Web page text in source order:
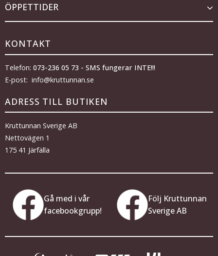
ÖPPETTIDER
KONTAKT
Telefon: 073-236 05 73 - SMS fungerar INTE!!!
E-post: info@kruttunnan.se
ADRESS TILL BUTIKEN
Kruttunnan Sverige AB
Nettovägen 1
175 41 Järfälla
Gå med i vår
facebookgrupp!
Följ Kruttunnan
Sverige AB